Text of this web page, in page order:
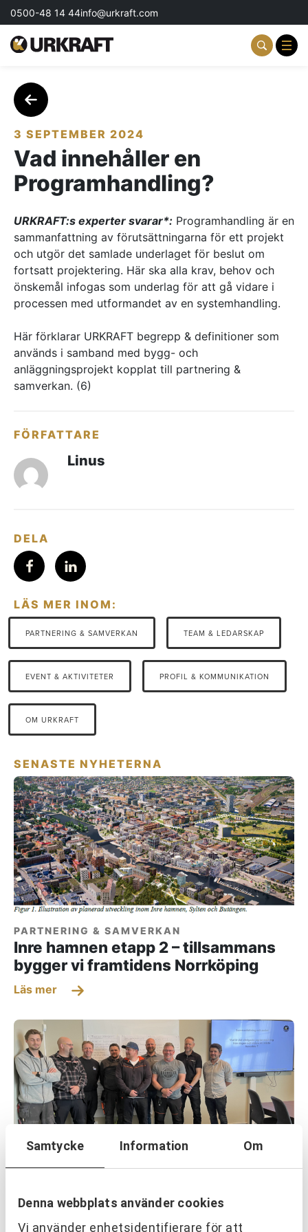
Samtycke Information Om
Denna webbplats använder cookies
Vi använder enhetsidentifierare för att
0500-48 14 44info@urkraft.com
Partnering & Samverkan
Event & Aktiviteter
Profil & Kommunikation
Aktuellt
Kontakta oss
Om oss
AKTUELLT
— Inre hamnen etapp 2 – tillsammans bygger
allt mer komplexa?
— Partnering i praktiken – Växjös nya simhall
går in i produktion
KONTAKT
info@urkraft.com
3 SEPTEMBER 2024
Vad innehåller en
Programhandling?
URKRAFT:s experter svarar*: Programhandling är en
sammanfattning av förutsättningarna för ett projekt
och utgör det samlade underlaget för beslut om
fortsatt projektering. Här ska alla krav, behov och
önskemål infogas som underlag för att gå vidare i
processen med utformandet av en systemhandling.
Här förklarar URKRAFT begrepp & definitioner som
används i samband med bygg- och
anläggningsprojekt kopplat till partnering &
samverkan. (6)
FÖRFATTARE
Linus
DELA
LÄS MER INOM:
PARTNERING & SAMVERKAN TEAM & LEDARSKAP
EVENT & AKTIVITETER PROFIL & KOMMUNIKATION
OM URKRAFT
SENASTE NYHETERNA
PARTNERING & SAMVERKAN
Inre hamnen etapp 2 – tillsammans
bygger vi framtidens Norrköping
Läs mer
Erfarenhetsåterföring skapar
mervärde i strategisk partnering